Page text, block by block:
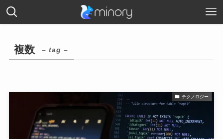
複数 – tag –
テクノロジー